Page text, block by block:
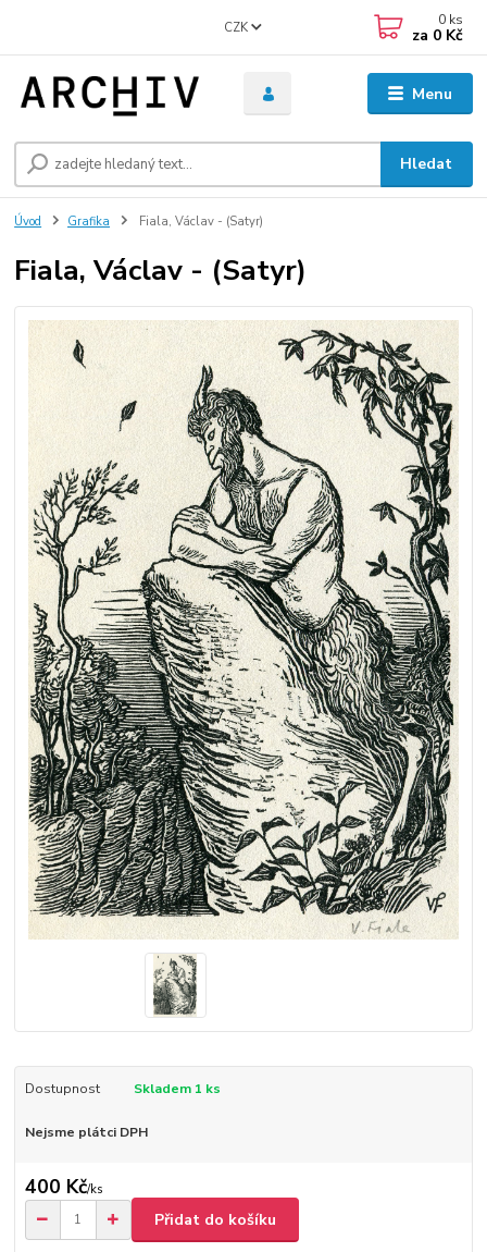
Menu
CZK
Hledat
0 ks
za 0 Kč
Úvod Grafika Fiala, Václav - (Satyr)
Fiala, Václav - (Satyr)
Dostupnost Skladem 1 ks
Nejsme plátci DPH
400 Kč/ks
Přidat do košíku